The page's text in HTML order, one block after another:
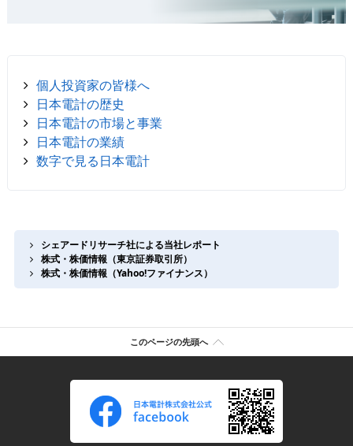
個人投資家の皆様へ
日本電計の歴史
日本電計の市場と事業
日本電計の業績
数字で見る日本電計
シェアードリサーチ社による当社レポート
株式・株価情報（東京証券取引所）
株式・株価情報（Yahoo!ファイナンス）
このページの先頭へ